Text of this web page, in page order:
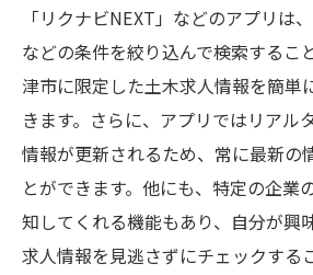
「リクナビNEXT」などのアプリは
などの条件を絞り込んで検索するこ
津市に限定した土木求人情報を簡単
きます。さらに、アプリではリアル
情報が更新されるため、常に最新の
とができます。他にも、特定の企業
知してくれる機能もあり、自分が興
求人情報を見逃さずにチェックする